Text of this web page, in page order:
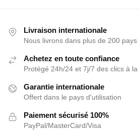
Livraison internationale
Nous livrons dans plus de 200 pays
Achetez en toute confiance
Protégé 24h/24 et 7j/7 des clics à la
Garantie internationale
Offert dans le pays d'utilisation
Paiement sécurisé 100%
PayPal/MasterCard/Visa